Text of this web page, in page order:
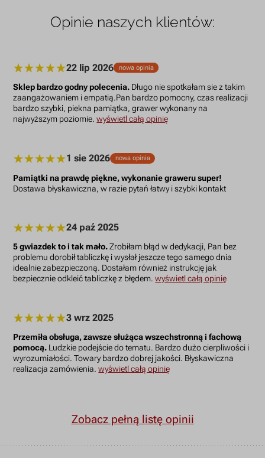
Opinie naszych klientów:
22 lip 2026 nowa opinia
Sklep bardzo godny polecenia. Długo nie spotkałam sie z takim
zaangażowaniem i empatią.Pan bardzo pomocny, czas realizacji
bardzo szybki, piekna pamiątka, grawer wykonany na
najwyższym poziomie.wyświetl całą opinię
1 sie 2026 nowa opinia
Pamiątki na prawdę piękne, wykonanie graweru super!
Dostawa błyskawiczna, w razie pytań łatwy i szybki kontakt
24 paź 2025
5 gwiazdek to i tak mało.Zrobiłam błąd w dedykacji, Pan bez
problemu dorobił tabliczkę i wysłał jeszcze tego samego dnia
idealnie zabezpieczoną. Dostałam również instrukcję jak
bezpiecznie odkleić tabliczkę z błędem.wyświetl całą opinię
3 wrz 2025
Przemiła obsługa, zawsze służąca wszechstronną i fachową
pomocą. Ludzkie podejście do tematu. Bardzo dużo cierpliwości i
wyrozumiałości. Towary bardzo dobrej jakości. Błyskawiczna
realizacja zamówienia.wyświetl całą opinię
Zobacz pełną listę opinii